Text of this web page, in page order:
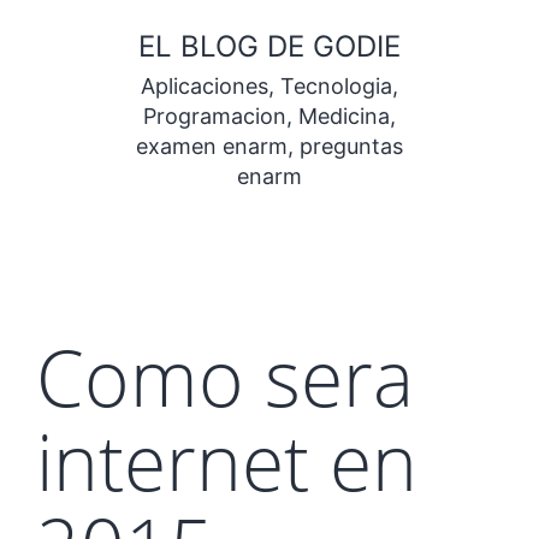
contenido
EL BLOG DE GODIE
Aplicaciones, Tecnologia,
Programacion, Medicina,
examen enarm, preguntas
enarm
Como sera
internet en